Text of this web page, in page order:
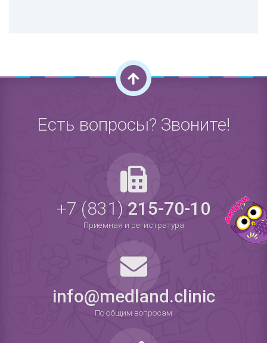
Есть вопросы? Звоните!
+7 (831)215-70-10
Приемная и регистратура
info@medland.clinic
По общим вопросам